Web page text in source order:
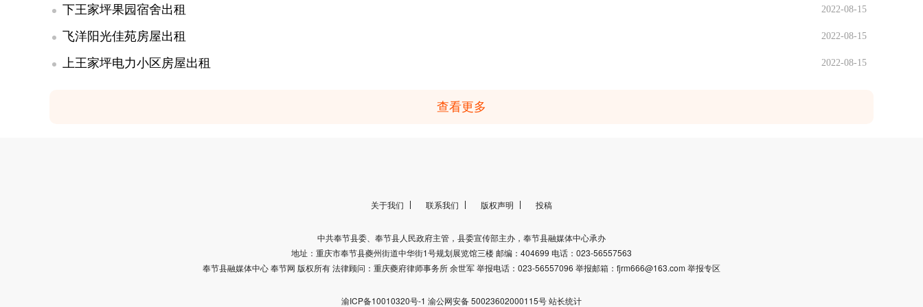
下王家坪果园宿舍出租 2022-08-15
飞洋阳光佳苑房屋出租 2022-08-15
上王家坪电力小区房屋出租 2022-08-15
查看更多
关于我们 联系我们 版权声明 投稿
中共奉节县委、奉节县人民政府主管，县委宣传部主办，奉节县融媒体中心承办
地址：重庆市奉节县夔州街道中华街1号规划展览馆三楼 邮编：404699 电话：023-56557563
奉节县融媒体中心 奉节网 版权所有 法律顾问：重庆夔府律师事务所 余世军 举报电话：023-56557096 举报邮箱：fjrm666@163.com 举报专区
渝ICP备10010320号-1 渝公网安备 50023602000115号站长统计